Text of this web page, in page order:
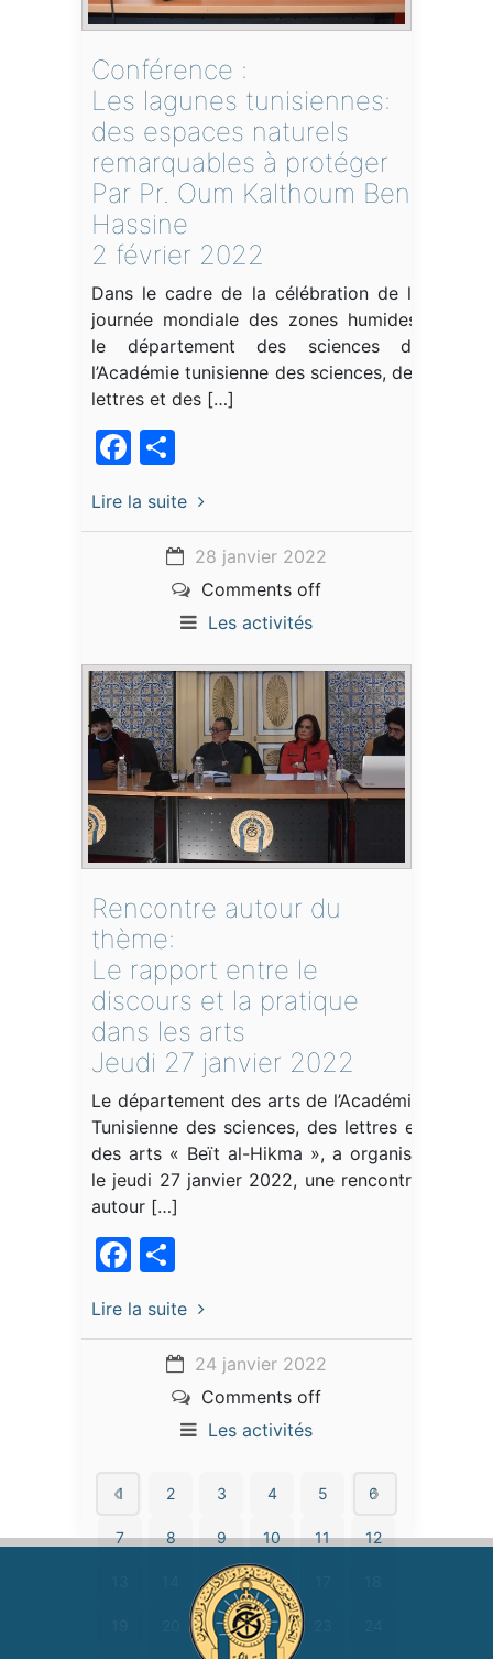
Conférence :
Les lagunes tunisiennes:
des espaces naturels
remarquables à protéger
Par Pr. Oum Kalthoum Ben
Hassine
2 février 2022
Dans le cadre de la célébration de la
journée mondiale des zones humides,
le département des sciences de
l’Académie tunisienne des sciences, des
lettres et des […]
Facebook
Lire la suite
28 janvier 2022
Comments off
Les activités
Rencontre autour du
thème:
Le rapport entre le
discours et la pratique
dans les arts
Jeudi 27 janvier 2022
Le département des arts de l’Académie
Tunisienne des sciences, des lettres et
des arts « Beït al-Hikma », a organisé
le jeudi 27 janvier 2022, une rencontre
autour […]
Facebook
Lire la suite
24 janvier 2022
Comments off
Les activités
1 2 3 4 5 6
7 8 9 10 11 12
15 16
21 22